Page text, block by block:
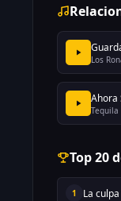
Los
Ahora
Tequila
Top 20
1 La